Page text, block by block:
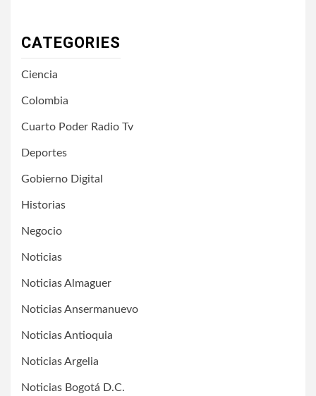
CATEGORIES
Ciencia
Colombia
Cuarto Poder Radio Tv
Deportes
Gobierno Digital
Historias
Negocio
Noticias
Noticias Almaguer
Noticias Ansermanuevo
Noticias Antioquia
Noticias Argelia
Noticias Bogotá D.C.